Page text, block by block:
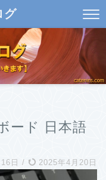
グ
ード 日本語
日 / 2025年4月20日